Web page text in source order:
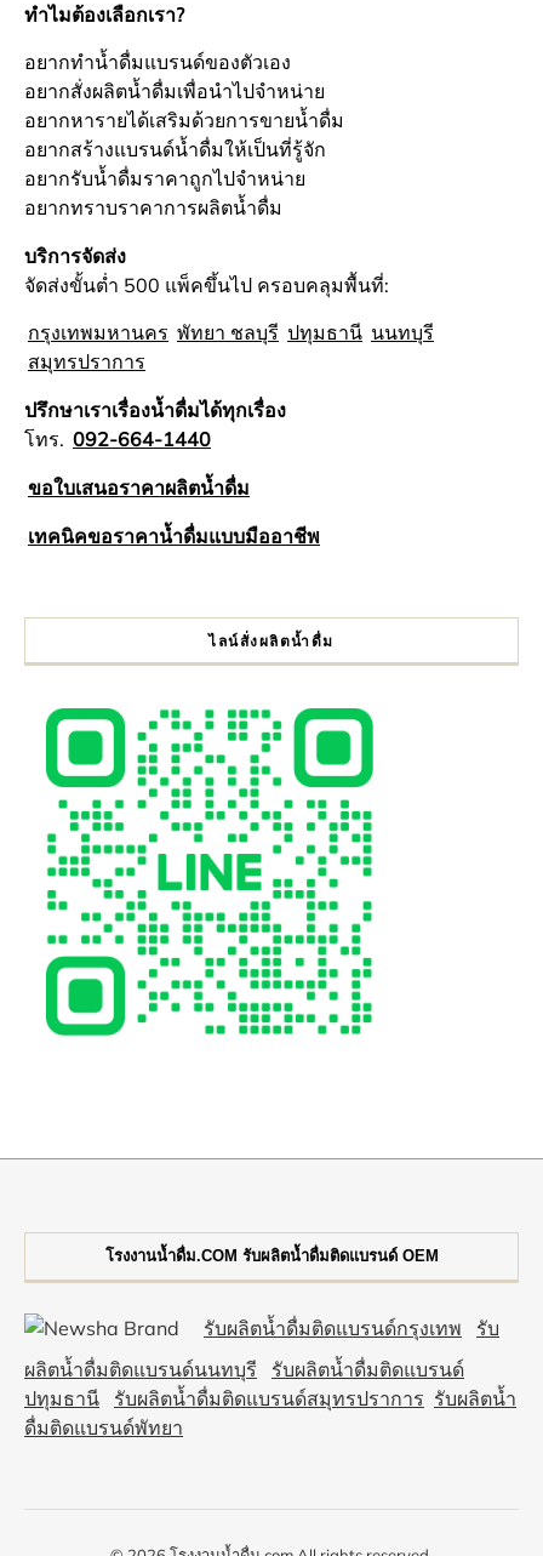
ทำไมต้องเลือกเรา?
อยากทำน้ำดื่มแบรนด์ของตัวเอง
อยากสั่งผลิตน้ำดื่มเพื่อนำไปจำหน่าย
อยากหารายได้เสริมด้วยการขายน้ำดื่ม
อยากสร้างแบรนด์น้ำดื่มให้เป็นที่รู้จัก
อยากรับน้ำดื่มราคาถูกไปจำหน่าย
อยากทราบราคาการผลิตน้ำดื่ม
บริการจัดส่ง
จัดส่งขั้นต่ำ 500 แพ็คขึ้นไป ครอบคลุมพื้นที่:
กรุงเทพมหานคร พัทยา ชลบุรี ปทุมธานี นนทบุรี
สมุทรปราการ
ปรึกษาเราเรื่องน้ำดื่มได้ทุกเรื่อง
โทร. 092-664-1440
ขอใบเสนอราคาผลิตน้ำดื่ม
เทคนิคขอราคาน้ำดื่มแบบมืออาชีพ
ไลน์สั่งผลิตน้ำดื่ม
โรงงานน้ำดื่ม.COM รับผลิตน้ำดื่มติดแบรนด์ OEM
รับผลิตน้ำดื่มติดแบรนด์กรุงเทพ
รับ
ผลิตน้ำดื่มติดแบรนด์นนทบุรี
รับผลิตน้ำดื่มติดแบรนด์
ปทุมธานี
รับผลิตน้ำดื่มติดแบรนด์สมุทรปราการ รับผลิตน้ำ
ดื่มติดแบรนด์พัทยา